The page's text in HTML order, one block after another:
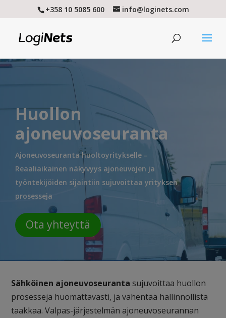
+358 10 5085 600 info@loginets.com
Huollon
ajoneuvoseuranta
Ajoneuvoseuranta huoltoyritykselle –
Reaaliaikainen näkyvyys ajoneuvojen ja
työntekijöiden sijaintiin sujuvoittaa yrityksen
prosesseja
Ota yhteyttä
Sähköinen ajoneuvoseuranta sujuvoittaa huollon
prosesseja huomattavasti, ja vähentää hallinnollista
taakkaa. Valpas-järjestelmän ajoneuvoseurannan